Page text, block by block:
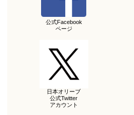
公式Facebook
ページ
日本オリーブ
公式Twitter
アカウント